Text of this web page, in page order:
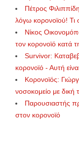
Πέτρος
λόγω κορονοϊού! Τι
Νίκος
τον κορονοϊό κατά
Survivor:
κορονοϊό - Αυτή
Κορονοϊός:
νοσοκομείο με
Παρουσιαστής
στον κορονοϊό